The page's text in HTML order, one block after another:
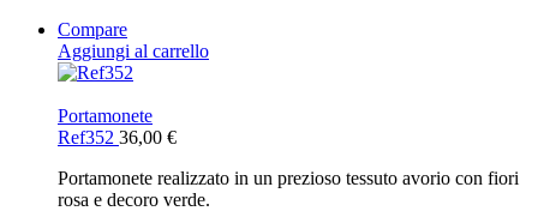
Compare
Aggiungi al carrello
Portamonete
Ref352 36,00 €
Portamonete realizzato in un prezioso tessuto avorio con fiori
rosa e decoro verde.